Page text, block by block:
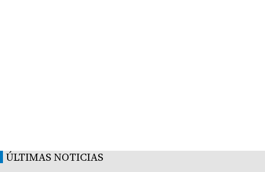
ÚLTIMAS NOTICIAS